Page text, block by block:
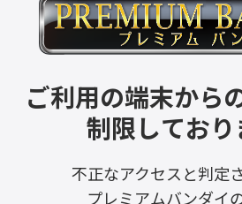
ご利用の端末から
制限しており
不正なアクセスと判定
プレミアムバンダイ